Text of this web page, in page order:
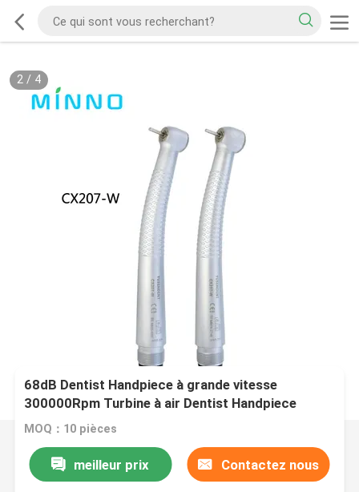
2/ 4
68dB Dentist Handpiece à grande vitesse
300000Rpm Turbine à air Dentist Handpiece
MOQ：10 pièces
meilleur prix Contactez nous